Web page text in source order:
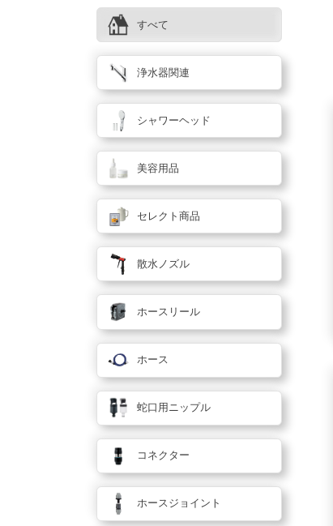
すべて
浄水器関連
シャワーヘッド
美容用品
セレクト商品
散水ノズル
ホースリール
ホース
蛇口用ニップル
コネクター
ホースジョイント